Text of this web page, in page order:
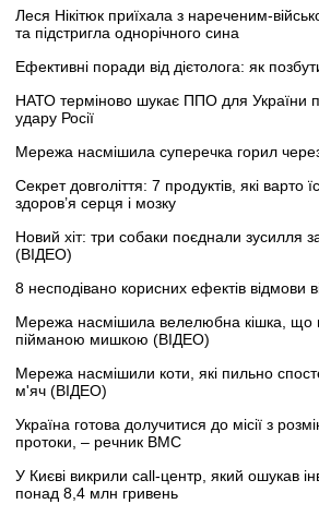
Леся Нікітюк приїхала з нареченим-
та підстригла однорічного сина
Ефективні поради від дієтолога: як
НАТО терміново шукає ППО для України
удару Росії
Мережа насмішила суперечка горил
Секрет довголіття: 7 продуктів, які варто
здоров’я серця і мозку
Новий хіт: три собаки поєднали зусилля
(ВІДЕО)
8 несподівано корисних ефектів відмови
Мережа насмішила велелюбна кішка, що
пійманою мишкою (ВІДЕО)
Мережа насмішили коти, які пильно
м'яч (ВІДЕО)
Україна готова долучитися до місії з
протоки, – речник ВМС
У Києві викрили call-центр, який ошукав
понад 8,4 млн гривень